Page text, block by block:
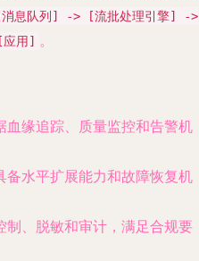
息队列] -> [流批处理引擎] ->
用] 。
血缘追踪、质量监控和告警机
备水平扩展能力和故障恢复机
制、脱敏和审计，满足合规要